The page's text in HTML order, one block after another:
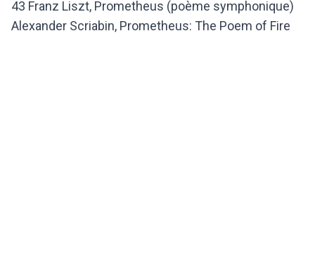
43 Franz Liszt, Prometheus (poème symphonique)
Alexander Scriabin, Prometheus: The Poem of Fire